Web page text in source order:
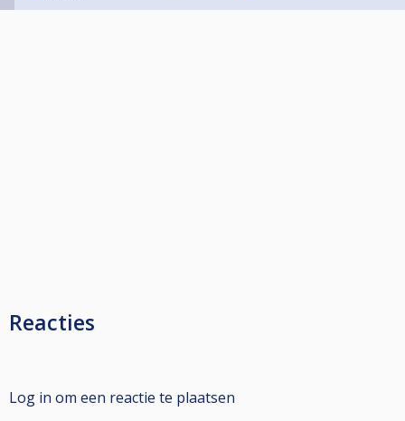
Reacties
Log in om een reactie te plaatsen